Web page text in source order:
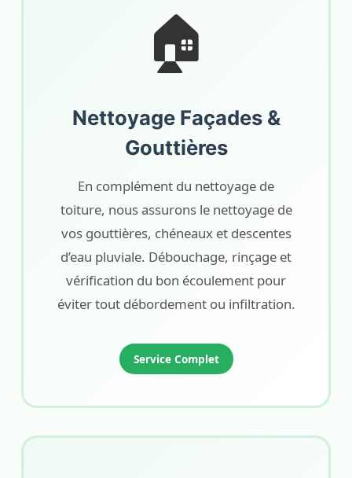
🏠
Nettoyage Façades &
Gouttières
En complément du nettoyage de
toiture, nous assurons le nettoyage de
vos gouttières, chéneaux et descentes
d’eau pluviale. Débouchage, rinçage et
vérification du bon écoulement pour
éviter tout débordement ou infiltration.
Service Complet